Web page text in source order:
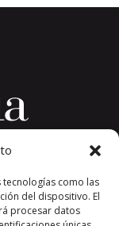
tecnologías como las
del dispositivo. El
procesar datos